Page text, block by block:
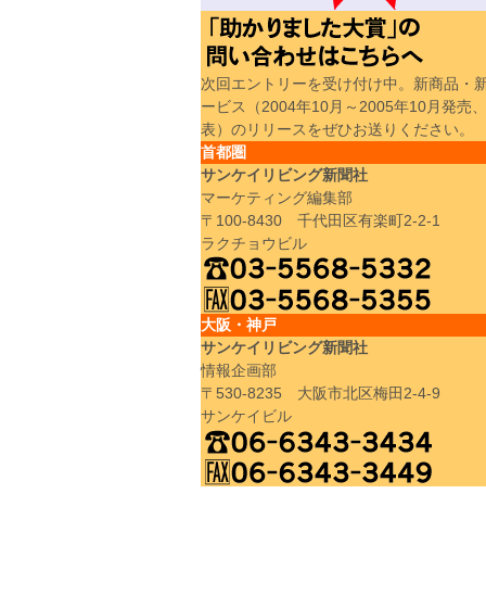
次回エントリーを受け付け中。新商品・
ービス（2004年10月～2005年10月発売
表）のリリースをぜひお送りください。
首都圏
サンケイリビング新聞社
マーケティング編集部
〒100-8430 千代田区有楽町2-2-1
ラクチョウビル
大阪・神戸
サンケイリビング新聞社
情報企画部
〒530-8235 大阪市北区梅田2-4-9
サンケイビル